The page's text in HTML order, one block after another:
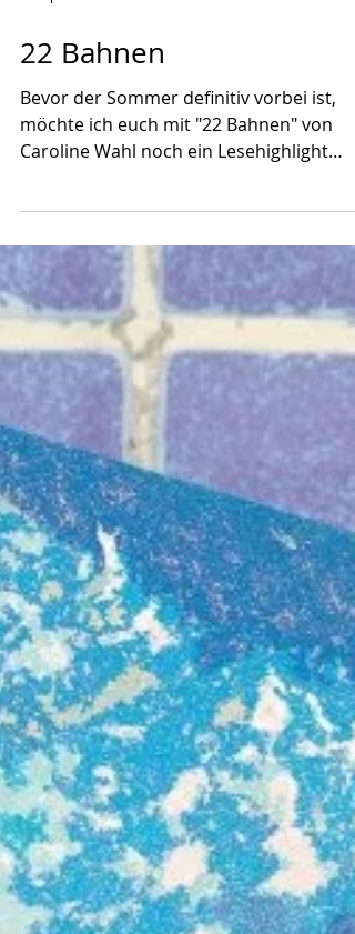
7. Sept. 2023
22 Bahnen
Bevor der Sommer definitiv vorbei ist,
Caroline Wahl noch ein Lesehighlight
dieses Sommers...